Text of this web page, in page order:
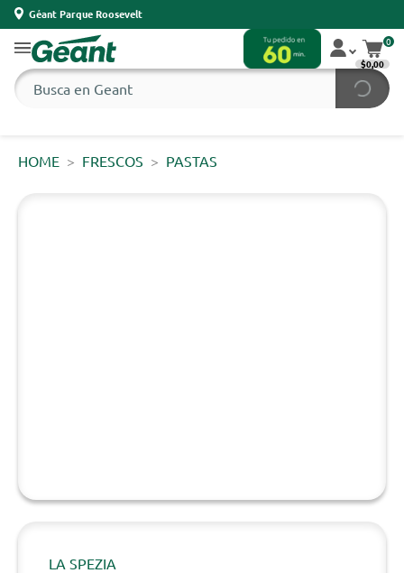
Géant Parque Roosevelt
0
$0,00
HOME FRESCOS PASTAS
LA SPEZIA